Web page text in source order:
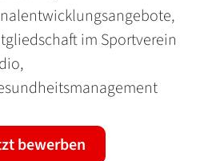
im Sportverein
bewerben